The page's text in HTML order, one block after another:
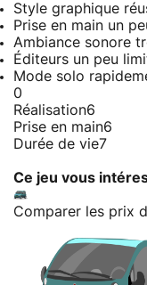
Style graphique
Prise en main un
Ambiance sonore
Éditeurs un peu
Mode solo
0
Réalisation6
Prise en main6
Durée de vie7
Ce jeu vous
Comparer les prix